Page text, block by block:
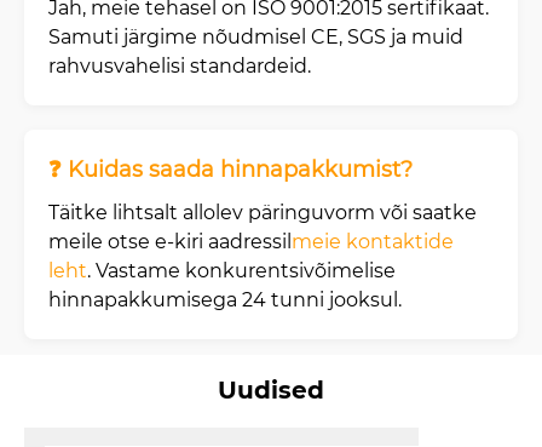
Jah, meie tehasel on ISO 9001:2015 sertifikaat.
Samuti järgime nõudmisel CE, SGS ja muid
rahvusvahelisi standardeid.
❓ Kuidas saada hinnapakkumist?
Täitke lihtsalt allolev päringuvorm või saatke
meile otse e-kiri aadressil meie kontaktide
leht. Vastame konkurentsivõimelise
hinnapakkumisega 24 tunni jooksul.
Uudised